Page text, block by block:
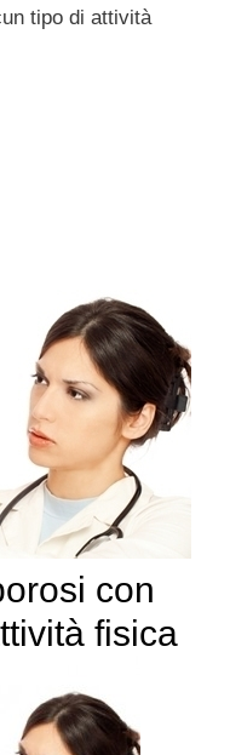
tipo di attività
con
fisica